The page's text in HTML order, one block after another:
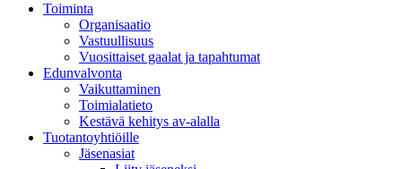
Toiminta
Organisaatio
Vastuullisuus
Vuosittaiset gaalat ja tapahtumat
Edunvalvonta
Vaikuttaminen
Toimialatieto
Kestävä kehitys av-alalla
Tuotantoyhtiöille
Jäsenasiat